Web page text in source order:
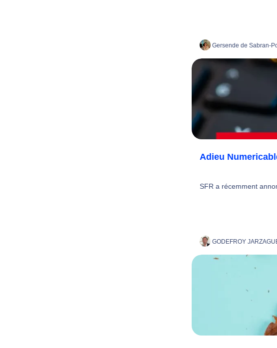
Gersende de Sabran-
Adieu
SFR a récemment
GODEFROY